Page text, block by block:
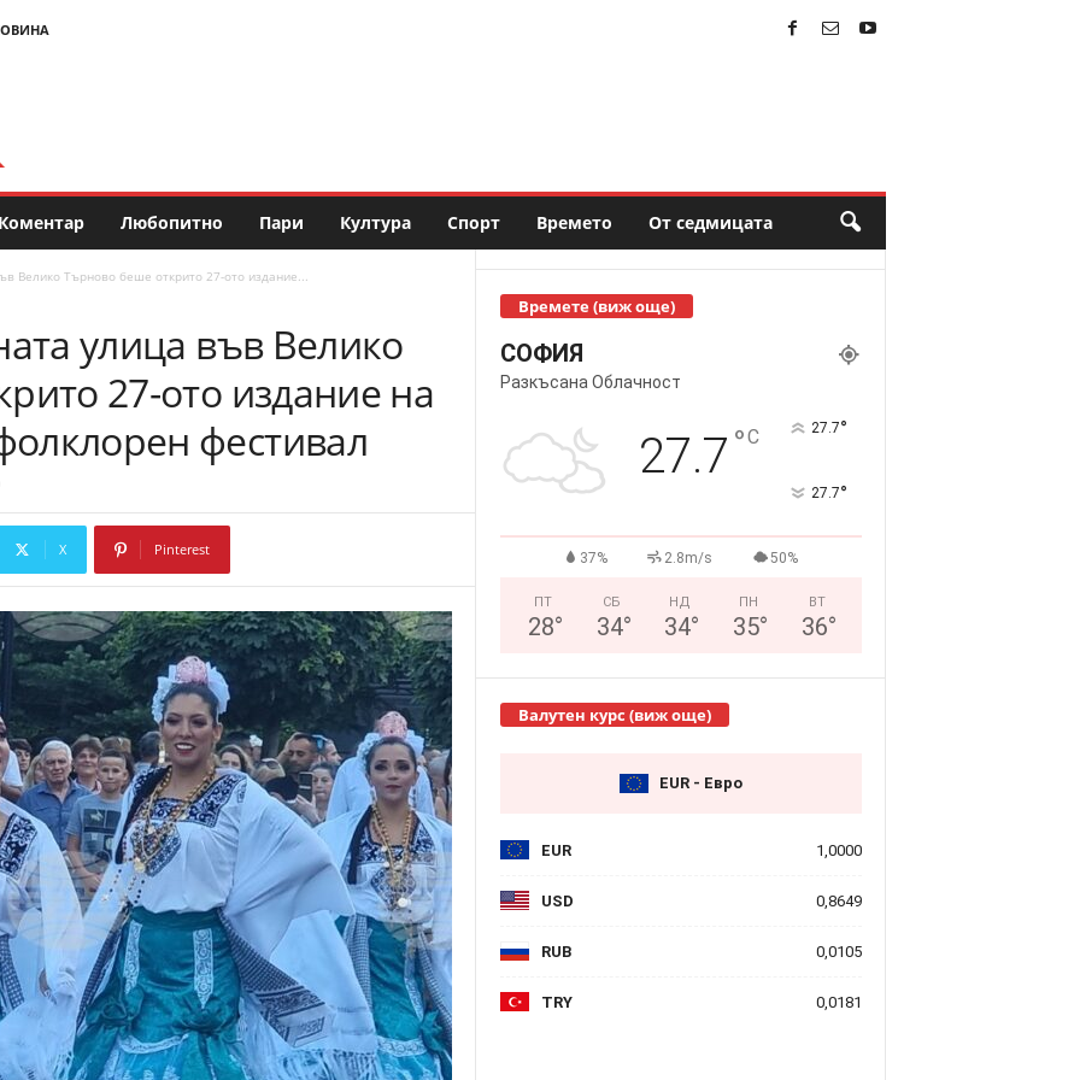
Коментар Любопитно Пари Култура Спорт Времето От седмицата
Велико Търново беше открито 27-ото издание...
улица във Велико
27-ото издание на
фестивал
X Pinterest
Времете (виж още)
СОФИЯ
Разкъсана Облачност
27.7 °C 27.7°
27.7°
37% 2.8m/s 50%
ПТ
28°
СБ
34°
НД
34°
ПН
35°
ВТ
36°
Валутен курс (виж още)
EUR - Евро
EUR 1,0000
USD 0,8649
RUB 0,0105
TRY 0,0181